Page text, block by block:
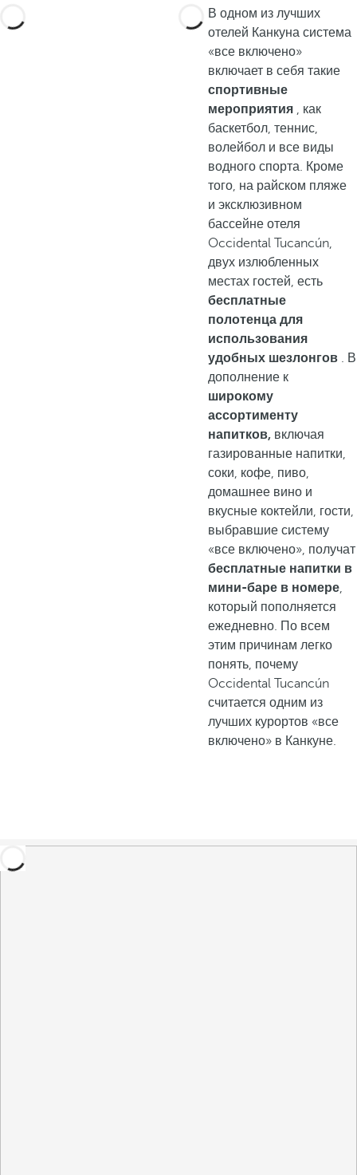
В одном из лучших
отелей Канкуна система
«все включено»
включает в себя такие
спортивные
мероприятия , как
баскетбол, теннис,
волейбол и все виды
водного спорта. Кроме
того, на райском пляже
и эксклюзивном
бассейне отеля
Occidental Tucancún,
двух излюбленных
местах гостей, есть
бесплатные
полотенца для
использования
удобных шезлонгов . В
дополнение к
широкому
ассортименту
напитков, включая
газированные напитки,
соки, кофе, пиво,
домашнее вино и
вкусные коктейли, гости,
выбравшие систему
«все включено», получат
бесплатные напитки в
мини-баре в номере,
который пополняется
ежедневно. По всем
этим причинам легко
понять, почему
Occidental Tucancún
считается одним из
лучших курортов «все
включено» в Канкуне.